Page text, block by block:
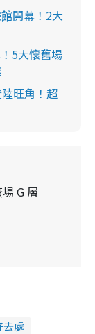
開幕！2大
5大懷舊場
旺角！超
G 層
去處